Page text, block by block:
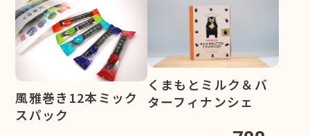
風雅巻き12本ミック
スパック
くまもとミルク＆バ
ターフィナンシェ